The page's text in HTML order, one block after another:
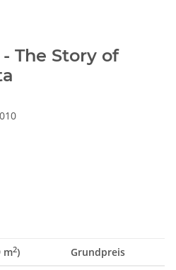
The Story of
m2) Grundpreis